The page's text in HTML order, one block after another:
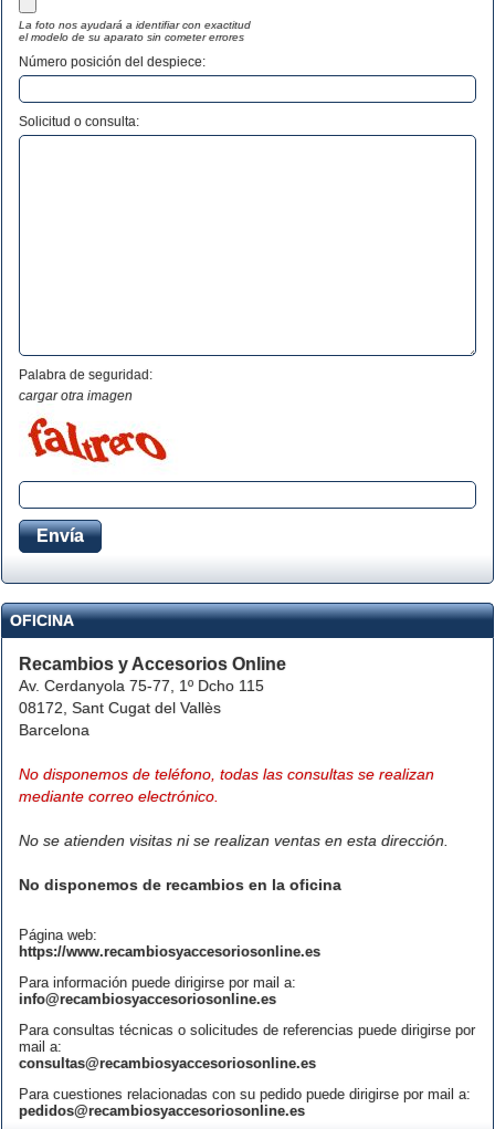
La foto nos ayudará a identifiar con exactitud
el modelo de su aparato sin cometer errores
Número posición del despiece:
Solicitud o consulta:
Palabra de seguridad:
cargar otra imagen
OFICINA
Recambios y Accesorios Online
Av. Cerdanyola 75-77, 1º Dcho 115
08172, Sant Cugat del Vallès
Barcelona
No disponemos de teléfono, todas las consultas se realizan
mediante correo electrónico.
No se atienden visitas ni se realizan ventas en esta dirección.
No disponemos de recambios en la oficina
Página web:
https://www.recambiosyaccesoriosonline.es
Para información puede dirigirse por mail a:
info@recambiosyaccesoriosonline.es
Para consultas técnicas o solicitudes de referencias puede dirigirse por
mail a:
consultas@recambiosyaccesoriosonline.es
Para cuestiones relacionadas con su pedido puede dirigirse por mail a:
pedidos@recambiosyaccesoriosonline.es